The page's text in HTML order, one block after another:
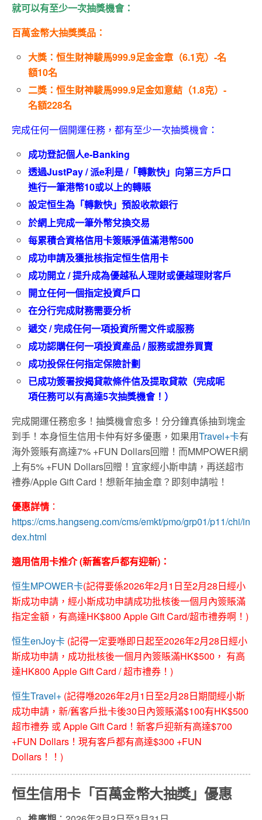
就可以有至少一次抽獎機會：
百萬金幣大抽獎獎品：
大獎：恒生財神駿馬999.9足金金章（6.1克）-名
額10名
二獎：恒生財神駿馬999.9足金如意結（1.8克）-
名額228名
完成任何一個開運任務，都有至少一次抽獎機會：
成功登記個人e-Banking
透過JustPay / 派e利是 /「轉數快」向第三方戶口
進行一筆港幣10或以上的轉賬
設定恒生為「轉數快」預設收款銀行
於網上完成一筆外幣兌換交易
每累積合資格信用卡簽賬淨值滿港幣500
成功申請及獲批核指定恒生信用卡
成功開立 / 提升成為優越私人理財或優越理財客戶
開立任何一個指定投資戶口
在分行完成財務需要分析
遞交 / 完成任何一項投資所需文件或服務
成功認購任何一項投資產品 / 服務或證券買賣
成功投保任何指定保險計劃
已成功簽署按揭貸款條件信及提取貸款（完成呢
項任務可以有高達5次抽獎機會！）
完成開運任務愈多！抽獎機會愈多！分分鐘真係抽到塊金
到手！本身恒生信用卡仲有好多優惠，如果用Travel+卡有
海外簽賬有高達7% +FUN Dollars回贈！而MMPOWER網
上有5% +FUN Dollars回贈！宜家經小斯申請，再送超市
禮券/Apple Gift Card！想新年抽金章？即刻申請啦！
優惠詳情 ：
https://cms.hangseng.com/cms/emkt/pmo/grp01/p11/chi/in
dex.html
適用信用卡推介 (新舊客戶都有迎新)：
恒生MPOWER卡(記得要係2026年2月1日至2月28日經小
斯成功申請，經小斯成功申請成功批核後一個月內簽賬滿
指定金額，有高達HK$800 Apple Gift Card/超市禮券啊！)
恒生enJoy卡 (記得一定要喺即日起至2026年2月28日經小
斯成功申請，成功批核後一個月內簽賬滿HK$500， 有高
達HK800 Apple Gift Card / 超市禮券！)
恒生Travel+ (記得喺2026年2月1日至2月28日期間經小斯
成功申請，新/舊客戶批卡後30日內簽賬滿$100有HK$500
超市禮券 或 Apple Gift Card！新客戶迎新有高達$700
+FUN Dollars！現有客戶都有高達$300 +FUN
Dollars！！)
恒生信用卡「百萬金幣大抽獎」優惠